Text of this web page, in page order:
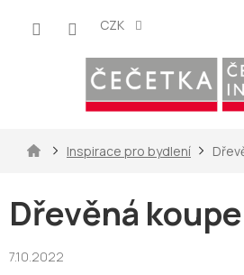
CZK
DomůInspirace pro bydlení
Dřevěná
7.10.2022